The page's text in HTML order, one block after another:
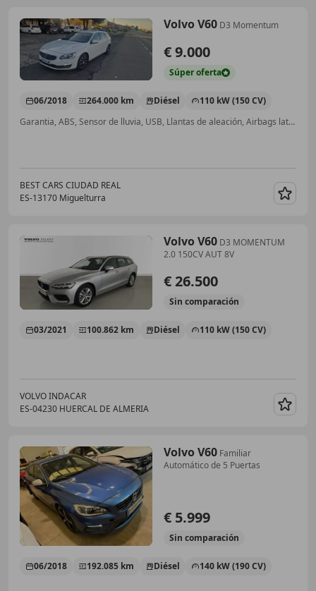
Volvo V60 D3 Momentum
€ 9.000
Súperoferta
06/2018 264.000 km Diésel
110 kW (150 CV)
Garantia, ABS, Sensor de lluvia, USB, Llantas de aleación, Airbags laterales, Elevalunas eléctrico, ESP
BEST CARS CIUDAD REAL
ES-13170 Miguelturra
Volvo V60 D3 MOMENTUM
2.0 150CV AUT 8V
€ 26.500
Sin comparación
03/2021 100.862 km Diésel 110 kW (150 CV)
VOLVO INDACAR
ES-04230 HUERCAL DE ALMERIA
Volvo V60 Familiar
Automático de 5 Puertas
€ 5.999
Sin comparación
06/2018 192.085 km Diésel 140 kW (190 CV)